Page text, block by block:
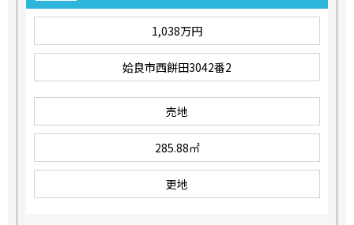
万円
1,038万円
姶良市西餅田3042番2
売地
285.88㎡
更地